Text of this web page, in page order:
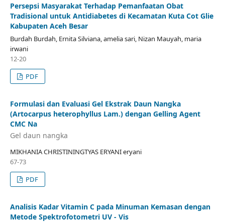
Persepsi Masyarakat Terhadap Pemanfaatan Obat
Tradisional untuk Antidiabetes di Kecamatan Kuta Cot Glie
Kabupaten Aceh Besar
Burdah Burdah, Ernita Silviana, amelia sari, Nizan Mauyah, maria
irwani
12-20
PDF
Formulasi dan Evaluasi Gel Ekstrak Daun Nangka
(Artocarpus heterophyllus Lam.) dengan Gelling Agent
CMC Na
Gel daun nangka
MIKHANIA CHRISTININGTYAS ERYANI eryani
67-73
PDF
Analisis Kadar Vitamin C pada Minuman Kemasan dengan
Metode Spektrofotometri UV - Vis